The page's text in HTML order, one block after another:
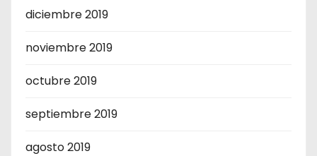
diciembre 2019
noviembre 2019
octubre 2019
septiembre 2019
agosto 2019